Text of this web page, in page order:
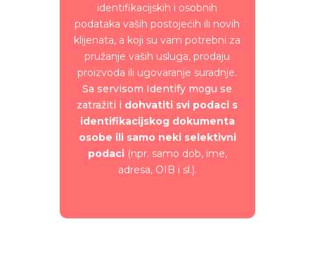
identifikacijskih i osobnih
podataka vaših postojećih ili novih
klijenata, a koji su vam potrebni za
pružanje vaših usluga, prodaju
proizvoda ili ugovaranje suradnje.
Sa servisom Identify mogu se
zatražiti i dohvatiti svi podaci s
identifikacijskog dokumenta
osobe ili samo neki selektivni
podaci(npr. samo dob, ime,
adresa, OIB i sl.).